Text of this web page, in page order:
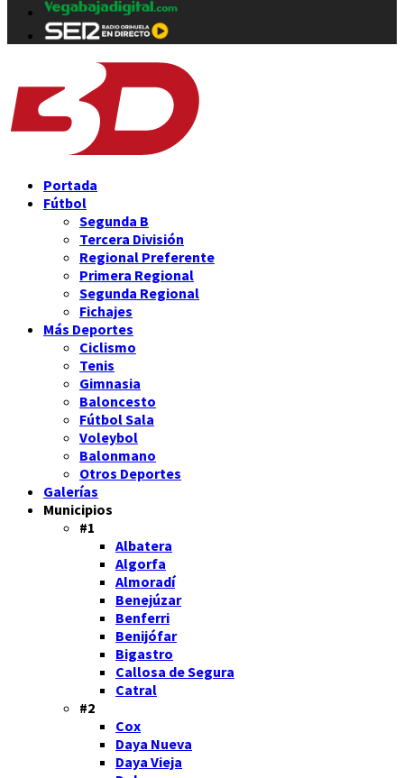
Portada
Fútbol
Segunda B
Tercera División
Regional Preferente
Primera Regional
Segunda Regional
Fichajes
Más Deportes
Ciclismo
Tenis
Gimnasia
Baloncesto
Fútbol Sala
Voleybol
Balonmano
Otros Deportes
Galerías
Municipios
#1
Albatera
Algorfa
Almoradí
Benejúzar
Benferri
Benijófar
Bigastro
Callosa de Segura
Catral
#2
Cox
Daya Nueva
Daya Vieja